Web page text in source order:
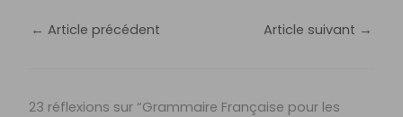
← Article précédent Article suivant →
23 réflexions sur “Grammaire Française pour les